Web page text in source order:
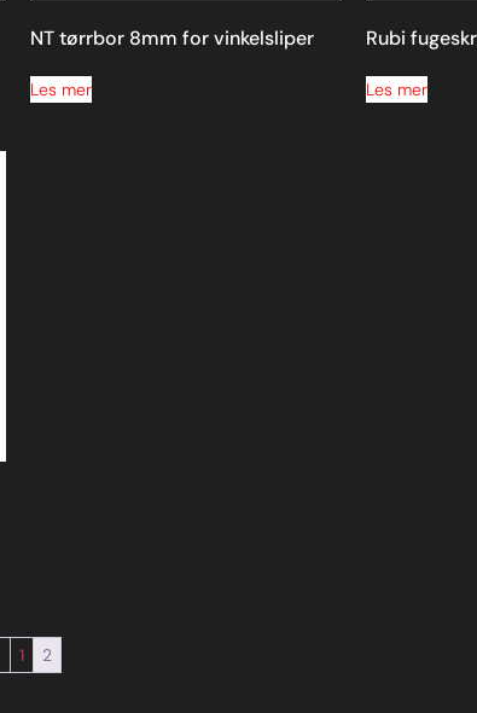
NT tørrbor 8mm for vinkelsliper
Les mer
Rubi
Les mer
1 2